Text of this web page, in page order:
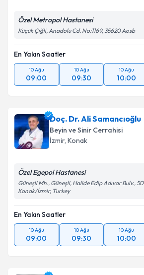
Özel Metropol Hastanesi
Küçük Çiğli, Anadolu Cd. No:1169, 35620 Aosb
En Yakın Saatler
10 Ağu
09:00
10 Ağu
09:30
10 Ağu
10:00
Doç. Dr. Ali Samancıoğlu
Beyin ve Sinir Cerrahisi
İzmir, Konak
Özel Egepol Hastanesi
Güneşli Mh., Güneşli, Halide Edip Adıvar Bulv.,
Konak/İzmir, Turkey
En Yakın Saatler
10 Ağu
09:00
10 Ağu
09:30
10 Ağu
10:00